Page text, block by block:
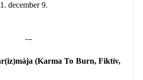
december 9.
–-
(Karma To Burn, Fiktív,